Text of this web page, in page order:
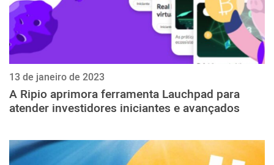
13 de janeiro de 2023
A Ripio aprimora ferramenta Lauchpad para
atender investidores iniciantes e avançados